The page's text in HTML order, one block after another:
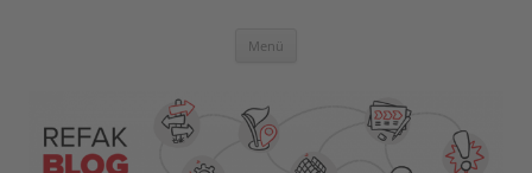
Blog der Referent:innen Akademie
Menü